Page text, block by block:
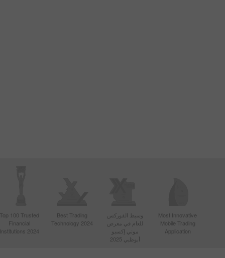
Most Innovative
Mobile Trading
Application
وسيط الفوركس
للعام في معرض
موني إكسبو
أبوظبي 2025
Best Trading
Technology 2024
Top 100 Trusted
Financial
Institutions 2024